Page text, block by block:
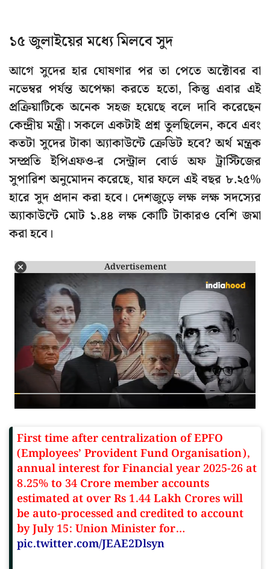
১৫ জুলাইয়ের মধ্যে মিলবে সুদ
আগে সুদের হার ঘোষণার পর তা পেতে অক্টোবর বা
নভেম্বর পর্যন্ত অপেক্ষা করতে হতো, কিন্তু এবার এই
প্রক্রিয়াটিকে অনেক সহজ হয়েছে বলে দাবি করেছেন
কেন্দ্রীয় মন্ত্রী। সকলে একটাই প্রশ্ন তুলছিলেন, কবে এবং
কতটা সুদের টাকা অ্যাকাউন্টে ক্রেডিট হবে? অর্থ মন্ত্রক
সম্প্রতি ইপিএফও-র সেন্ট্রাল বোর্ড অফ ট্রাস্টিজের
সুপারিশ অনুমোদন করেছে, যার ফলে এই বছর ৮.২৫%
হারে সুদ প্রদান করা হবে। দেশজুড়ে লক্ষ লক্ষ সদস্যের
অ্যাকাউন্টে মোট ১.৪৪ লক্ষ কোটি টাকারও বেশি জমা
করা হবে।
Advertisement
First time after centralization of EPFO
(Employees’ Provident Fund Organisation),
annual interest for Financial year 2025-26 at
8.25% to 34 Crore member accounts
estimated at over Rs 1.44 Lakh Crores will
be auto-processed and credited to account
by July 15: Union Minister for…
pic.twitter.com/JEAE2Dlsyn